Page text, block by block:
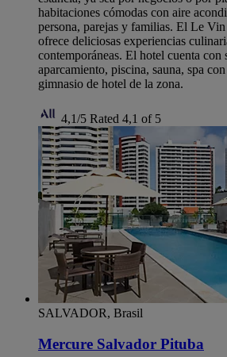
habitaciones cómodas con aire
persona, parejas y familias. El Le
ofrece deliciosas experiencias
contemporáneas. El hotel cuenta con
aparcamiento, piscina, sauna, spa
gimnasio de hotel de la zona.
4,1/5 Rated 4,1 of 5
SALVADOR, Brasil
Mercure Salvador Pituba